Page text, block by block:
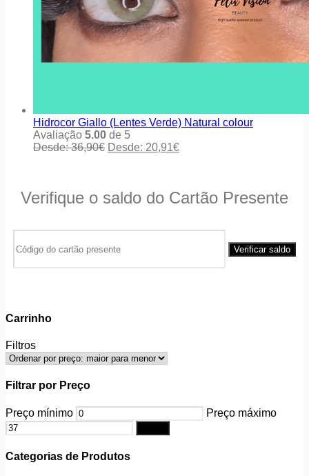
Hidrocor Giallo (Lentes Verde) Natural colour
Avaliação 5.00 de 5
Desde:36,90€ Desde: 20,91€
Verifique o saldo do Cartão Presente
Carrinho
Filtros
Filtrar por Preço
Preço mínimo Preço máximo
Categorias de Produtos